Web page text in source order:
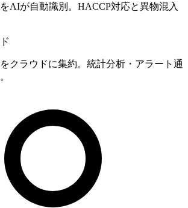
AIが自動識別。HACCP対応と異物混入
クラウドに集約。統計分析・アラート通